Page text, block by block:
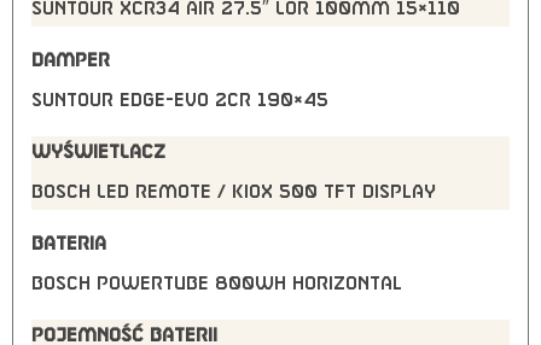
Suntour XCR34 Air 27.5″ LOR 100mm 15×110
DAMPER
Suntour EDGE-EVO 2CR 190×45
WYŚWIETLACZ
Bosch LED Remote / KIOX 500 TFT Display
BATERIA
Bosch PowerTUBE 800Wh horizontal
POJEMNOŚĆ BATERII